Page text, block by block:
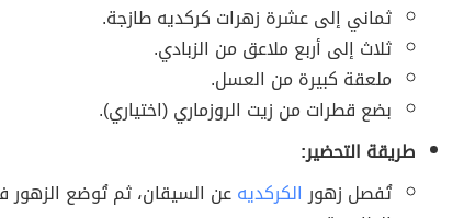
ثماني إلى عشرة زهرات كركديه طازجة.
ثلاث إلى أربع ملاعق من الزبادي.
ملعقة كبيرة من العسل.
بضع قطرات من زيت الروزماري (اختياري).
طريقة التحضير:
تُفصل زهورالكركديهعن السيقان، ثم تُوضع الزهور